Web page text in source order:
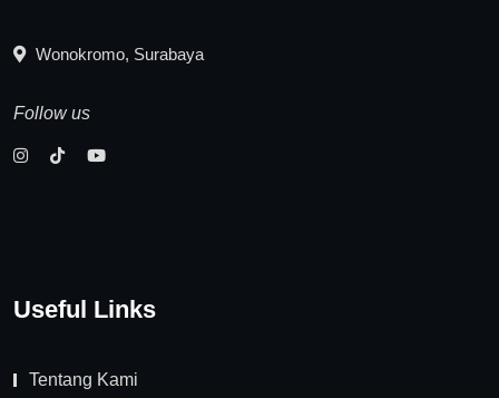
Wonokromo, Surabaya
Follow us
Useful Links
Tentang Kami